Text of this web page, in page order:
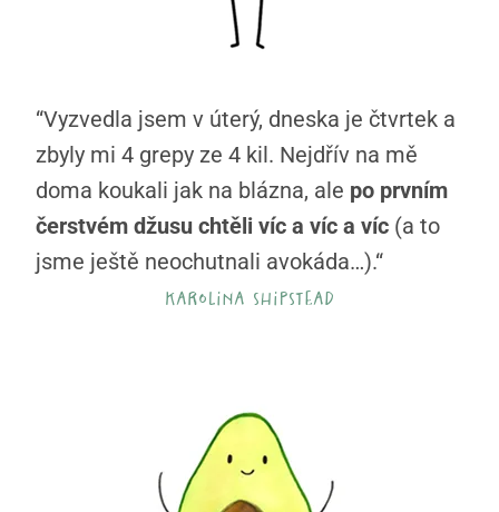
“Vyzvedla jsem v úterý, dneska je čtvrtek a
zbyly mi 4 grepy ze 4 kil. Nejdřív na mě
doma koukali jak na blázna, ale po prvním
čerstvém džusu chtěli víc a víc a víc (a to
jsme ještě neochutnali avokáda…).“
karolina shipstead